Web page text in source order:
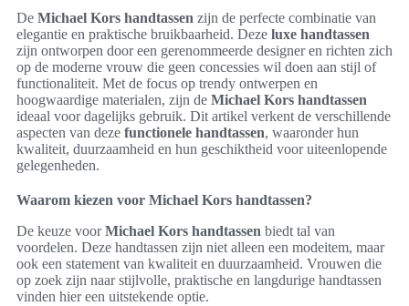
De Michael Kors handtassen zijn de perfecte combinatie van
elegantie en praktische bruikbaarheid. Deze luxe handtassen
zijn ontworpen door een gerenommeerde designer en richten zich
op de moderne vrouw die geen concessies wil doen aan stijl of
functionaliteit. Met de focus op trendy ontwerpen en
hoogwaardige materialen, zijn de Michael Kors handtassen
ideaal voor dagelijks gebruik. Dit artikel verkent de verschillende
aspecten van deze functionele handtassen, waaronder hun
kwaliteit, duurzaamheid en hun geschiktheid voor uiteenlopende
gelegenheden.
Waarom kiezen voor Michael Kors handtassen?
De keuze voorMichael Kors handtassen biedt tal van
voordelen. Deze handtassen zijn niet alleen een modeitem, maar
ook een statement van kwaliteit en duurzaamheid. Vrouwen die
op zoek zijn naar stijlvolle, praktische en langdurige handtassen
vinden hier een uitstekende optie.